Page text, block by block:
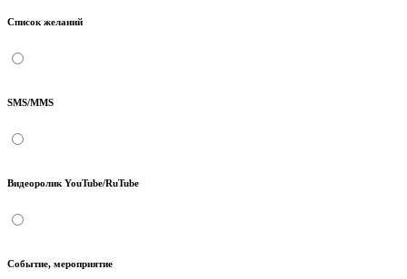
Список желаний
SMS/MMS
Видеоролик YouTube/RuTube
Событие, мероприятие